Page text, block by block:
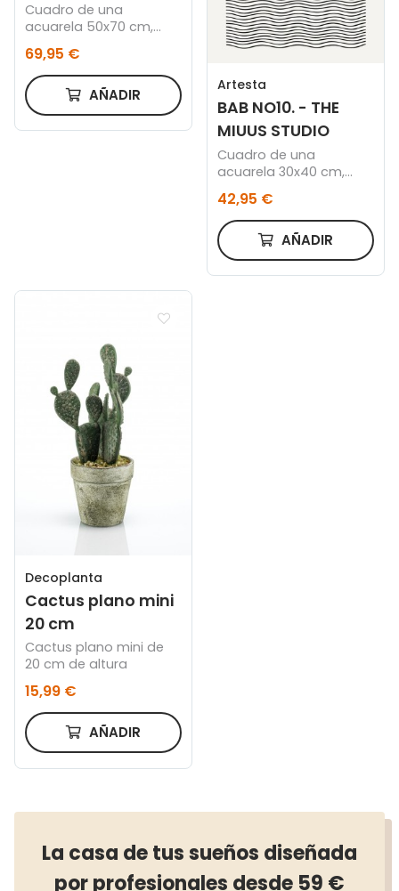
Cuadro de una
acuarela 50x70 cm,
Marco negro
69,95 €
AÑADIR
Artesta
BAB NO10. - THE
MIUUS STUDIO
Cuadro de una
acuarela 30x40 cm,
42,95 €
AÑADIR
Decoplanta
Cactus plano mini
20 cm
Cactus plano mini de
20 cm de altura
15,99 €
AÑADIR
La casa de tus sueños diseñada
por profesionales desde 59 €